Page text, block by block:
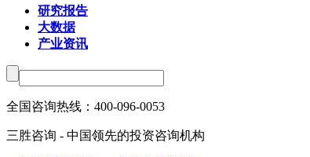
研究报告
大数据
产业资讯
全国咨询热线： 400-096-0053
三胜咨询 - 中国领先的投资咨询机构